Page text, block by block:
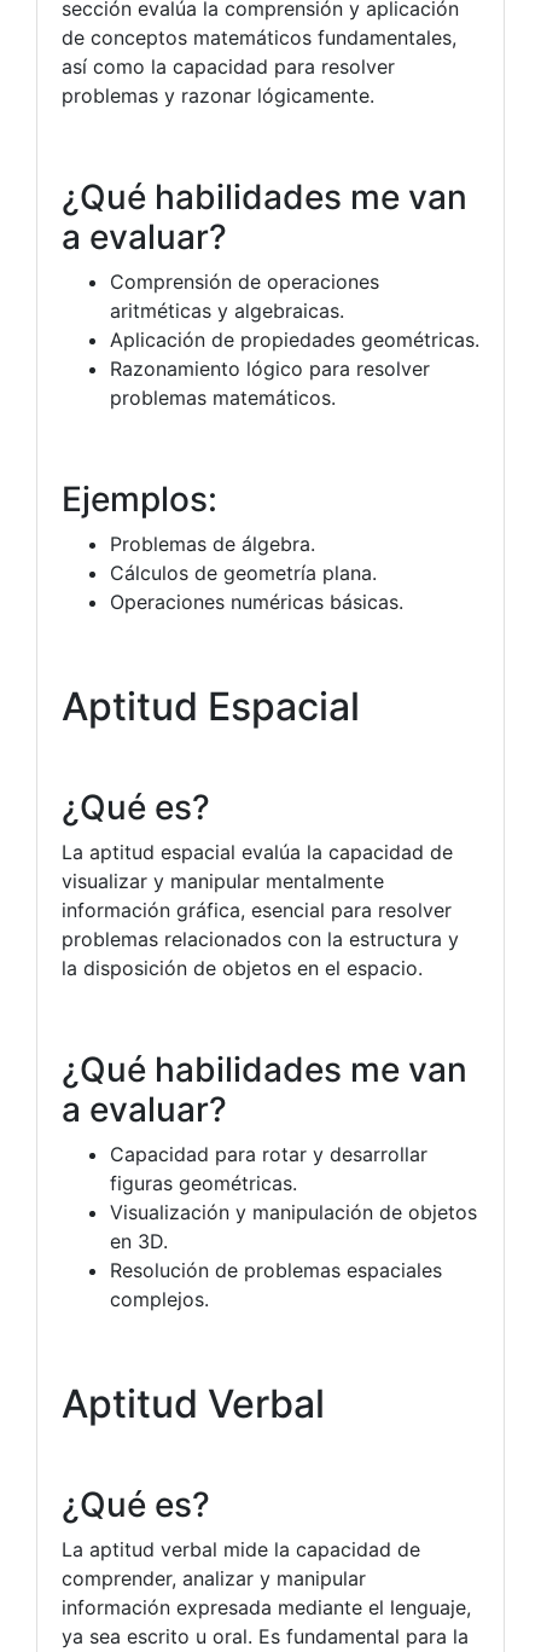
sección evalúa la comprensión y aplicación
de conceptos matemáticos fundamentales,
así como la capacidad para resolver
problemas y razonar lógicamente.
¿Qué habilidades me van
a evaluar?
Comprensión de operaciones
aritméticas y algebraicas.
Aplicación de propiedades geométricas.
Razonamiento lógico para resolver
problemas matemáticos.
Ejemplos:
Problemas de álgebra.
Cálculos de geometría plana.
Operaciones numéricas básicas.
Aptitud Espacial
¿Qué es?
La aptitud espacial evalúa la capacidad de
visualizar y manipular mentalmente
información gráfica, esencial para resolver
problemas relacionados con la estructura y
la disposición de objetos en el espacio.
¿Qué habilidades me van
a evaluar?
Capacidad para rotar y desarrollar
figuras geométricas.
Visualización y manipulación de objetos
en 3D.
Resolución de problemas espaciales
complejos.
Aptitud Verbal
¿Qué es?
La aptitud verbal mide la capacidad de
comprender, analizar y manipular
información expresada mediante el lenguaje,
ya sea escrito u oral. Es fundamental para la